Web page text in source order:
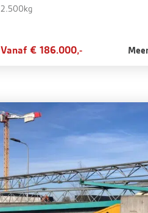
2.500kg
Vanaf € 186.000,-